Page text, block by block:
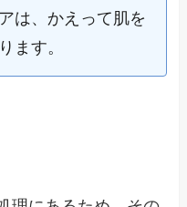
は、かえって肌を
ます。